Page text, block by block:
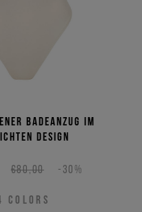
Badeanzug im
Design
€80,00 -30%
COLORS